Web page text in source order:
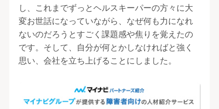
し、これまでずっとヘルスキーパーの方々に大
変お世話になっていながら、なぜ何も力になれ
ないのだろうとすごく課題感や焦りを覚えたの
です。そして、自分が何とかしなければと強く
思い、会社を立ち上げることにしました。